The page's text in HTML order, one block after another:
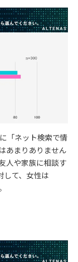
「ネット検索で情
あまりありません
人や家族に相談す
して、女性は